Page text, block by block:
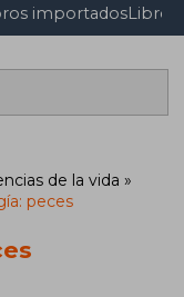
importadosLibros
de la vida
peces